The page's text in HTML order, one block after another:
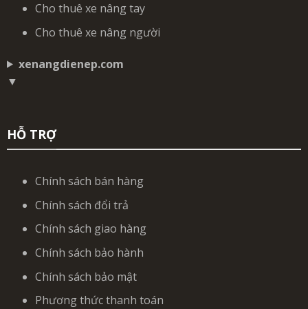
Cho thuê xe nâng tay
Cho thuê xe nâng người
xenangdienep.com
▼
HỖ TRỢ
Chính sách bán hàng
Chính sách đổi trả
Chính sách giao hàng
Chính sách bảo hành
Chính sách bảo mật
Phương thức thanh toán